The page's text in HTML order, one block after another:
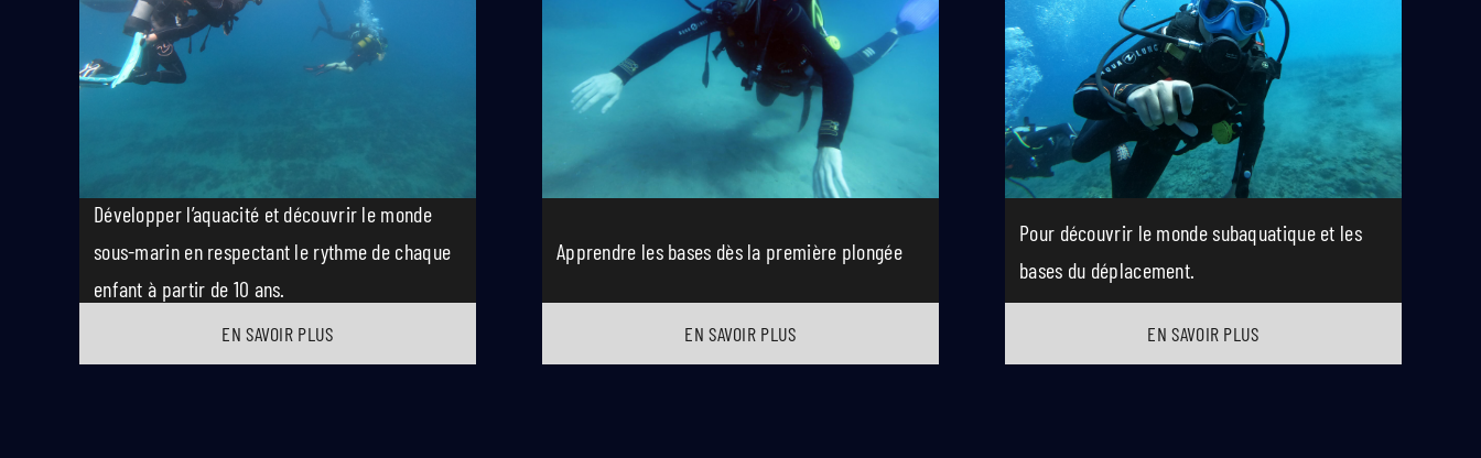
Développer l’aquacité et découvrir le monde
sous-marin en respectant le rythme de chaque
enfant à partir de 10 ans.
EN SAVOIR PLUS
Apprendre les bases dès la première plongée
EN SAVOIR PLUS
Pour découvrir le monde subaquatique et les
bases du déplacement.
EN SAVOIR PLUS